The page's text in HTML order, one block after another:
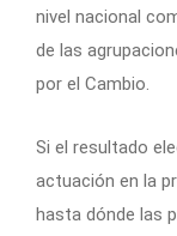
nivel nacional
de las
por el Cambio.
Si el resultado
actuación en la
hasta dónde las